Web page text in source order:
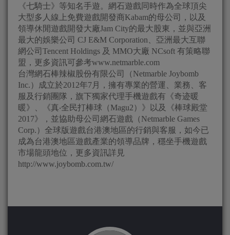
《七騎士》等知名手遊。網石遊戲同時作為全球頂尖
大型多人線上免費遊戲開發商Kabam的母公司，以及
領導休閒遊戲開發大廠Jam City的最大股東，並與亞洲
最大的娛樂公司 CJ E&M Corporation、亞洲最大互聯
網公司Tencent Holdings 及 MMO大廠 NCsoft 有策略聯
盟，更多資訊可參考www.netmarble.com
台灣網石棒辣椒股份有限公司（Netmarble Joybomb
Inc.）成立於2012年7月，擁有專業的營運、業務、客
服及行銷團隊，旗下獨家代理手機遊戲有《奇迹暖
暖》、《真‧全民打棒球（Magu2）》以及《棒球殿堂
2017》，並協助母公司網石遊戲（Netmarble Games
Corp.）全球版遊戲台港澳地區的行銷與客服，如今已
成為台港澳地區遊戲產業的領導品牌，穩坐手機遊戲
市場龍頭地位，更多資訊詳見
http://www.joybomb.com.tw/